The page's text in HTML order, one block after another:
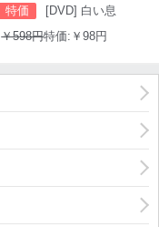
特価
[DVD] 白い息
￥598円特価:￥98円